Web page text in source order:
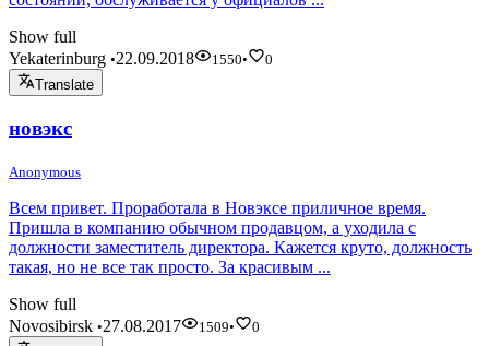
Show full
Yekaterinburg •22.09.2018 1550•
0
Translate
новэкс
Anonymous
Всем привет. Проработала в Новэксе приличное время.
Пришла в компанию обычном продавцом, а уходила с
должности заместитель директора. Кажется круто, должность
такая, но не все так просто. За красивым ...
Show full
Novosibirsk •27.08.2017 1509•
0